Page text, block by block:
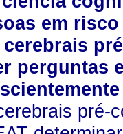
em
perguntas
pré-